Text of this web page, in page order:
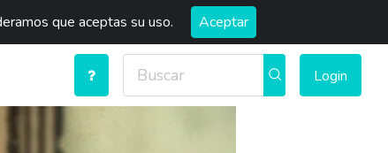
que aceptas su uso. Aceptar
Login